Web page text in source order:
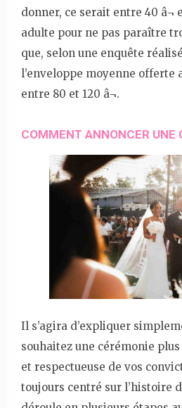
donner, ce serait entre 40 â¬
adulte pour ne pas paraître
que, selon une enquête
l’enveloppe moyenne offerte
entre 80 et 120 â¬.
COMMENT ANNONCER UNE
Il s’agira d’expliquer
souhaitez une cérémonie
et respectueuse de vos
toujours centré sur l’histoire